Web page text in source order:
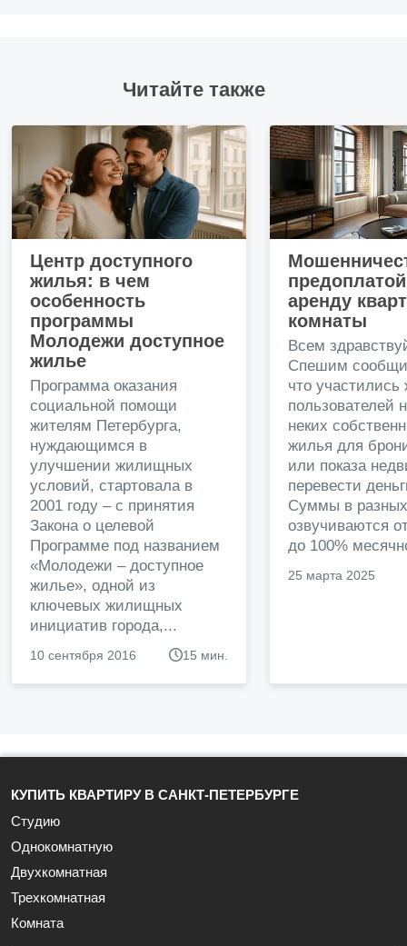
Читайте также
Центр доступного
жилья: в чем
особенность
программы
Молодежи доступное
жилье
Программа оказания
социальной помощи
жителям Петербурга,
нуждающимся в
улучшении жилищных
условий, стартовала в
2001 году – с принятия
Закона о целевой
Программе под названием
«Молодежи – доступное
жилье», одной из
ключевых жилищных
инициатив города,...
10 сентября 2016 15 мин.
аренду
комнаты
Всем
Спешим
что
пользователей
неких
жилья для
или показа
перевести
Суммы в
озвучиваются
до 100%
25 марта 2025
КУПИТЬ КВАРТИРУ В САНКТ-ПЕТЕРБУРГЕ
Студию
Однокомнатную
Двухкомнатная
Трехкомнатная
Комната